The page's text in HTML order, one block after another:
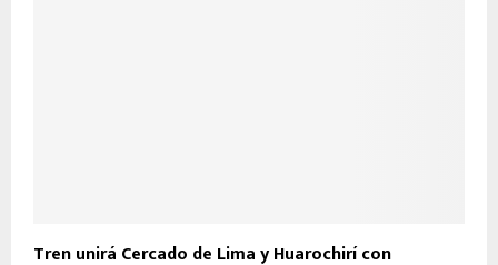
Tren unirá Cercado de Lima y Huarochirí con